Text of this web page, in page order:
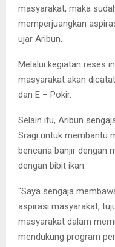
masyarakat, maka
memperjuangkan
ujar Aribun.
Melalui kegiatan reses
masyarakat akan
dan E – Pokir.
Selain itu, Aribun
Sragi untuk membantu
bencana banjir dengan
dengan bibit ikan.
“Saya sengaja
aspirasi masyarakat,
masyarakat dalam
mendukung program